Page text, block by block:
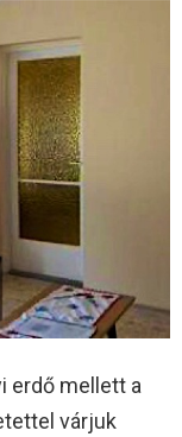
erdő mellett a
várjuk